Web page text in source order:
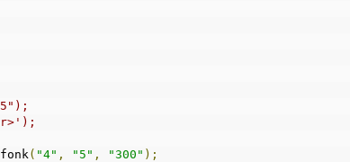
( "4" , "5" , "300" );